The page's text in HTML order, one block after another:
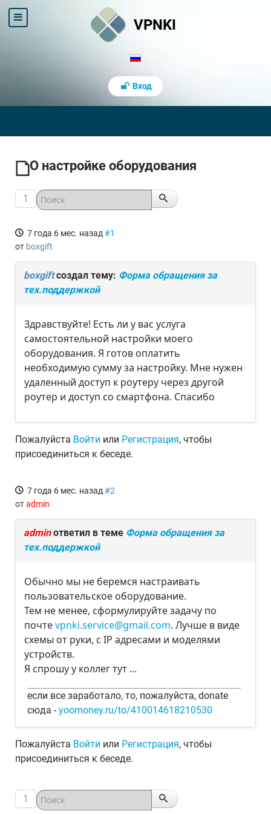
VPNKI
Вход
О настройке оборудования
1
7 года 6 мес. назад #1
от boxgift
boxgiftсоздал тему: Форма обращения за
тех.поддержкой
Здравствуйте! Есть ли у вас услуга
самостоятельной настройки моего
оборудования. Я готов оплатить
необходимую сумму за настройку. Мне нужен
удаленный доступ к роутеру через другой
роутер и доступ со смартфона. Спасибо
Пожалуйста Войти или Регистрация, чтобы
присоединиться к беседе.
7 года 6 мес. назад #2
отadmin
adminответил в теме Форма обращения за
тех.поддержкой
Обычно мы не беремся настраивать
пользовательское оборудование.
Тем не менее, сформулируйте задачу по
почтеvpnki.service@gmail.com. Лучше в виде
схемы от руки, с IP адресами и моделями
устройств.
Я спрошу у коллег тут ...
если все заработало, то, пожалуйста, donate
сюда -yoomoney.ru/to/410014618210530
Пожалуйста Войти или Регистрация, чтобы
присоединиться к беседе.
1